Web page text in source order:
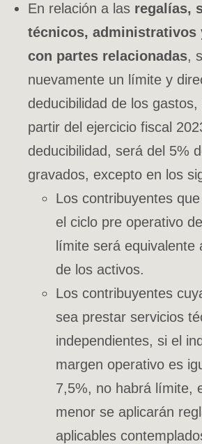
En relación a las regalías,
técnicos, administrativos
con partes relacionadas,
nuevamente un límite y
deducibilidad de los
partir del ejercicio fiscal
deducibilidad, será del 5%
gravados, excepto en los
Los contribuyentes
el ciclo pre operativo
límite será equivalente
de los activos.
Los contribuyentes
sea prestar servicios
independientes, si el
margen operativo es
7,5%, no habrá límite,
menor se aplicarán
aplicables